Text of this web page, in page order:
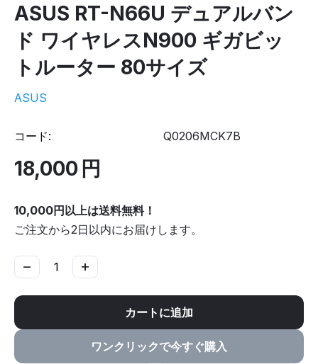
ASUS RT-N66U デュアルバン
ド ワイヤレスN900 ギガビッ
トルーター 80サイズ
ASUS
コード: Q0206MCK7B
18,000 円
10,000円以上は送料無料！
ご注文から2日以内にお届けします。
+
−
カートに追加
ワンクリックで今すぐ購入